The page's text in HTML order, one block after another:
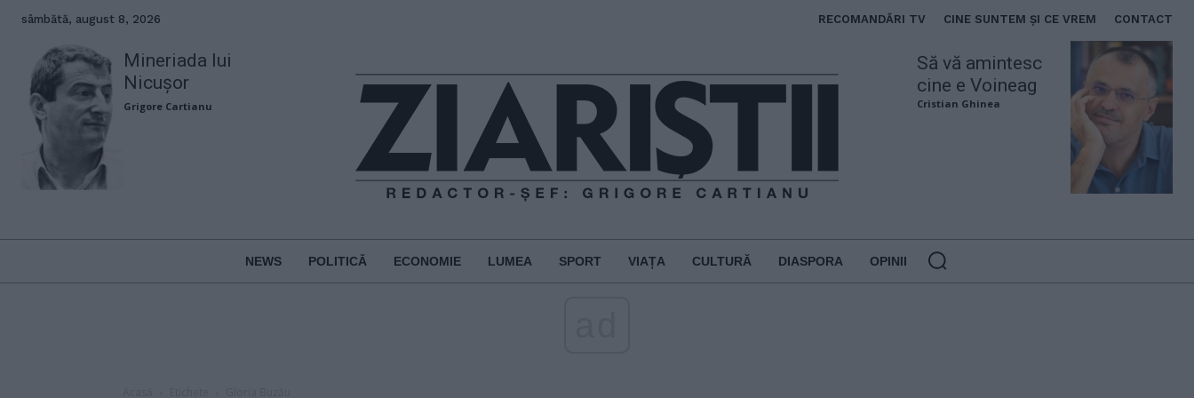
sâmbătă, august 8, 2026 RECOMANDĂRI TV CINE SUNTEM ȘI CE VREM CONTACT
Mineriada lui
Nicușor
Grigore Cartianu
Să vă amintesc
cine e Voineag
Cristian Ghinea
NEWS POLITICĂ ECONOMIE LUMEA SPORT VIAȚA CULTURĂ DIASPORA OPINII